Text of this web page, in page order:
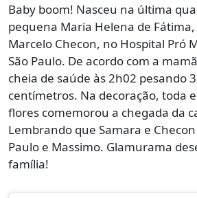
Baby boom! Nasceu na última
pequena Maria Helena de
Marcelo Checon, no Hospital Pró
São Paulo. De acordo com a
cheia de saúde às 2h02 pesando
centímetros. Na decoração, toda
flores comemorou a chegada da
Lembrando que Samara e Checon
Paulo e Massimo. Glamurama
família!